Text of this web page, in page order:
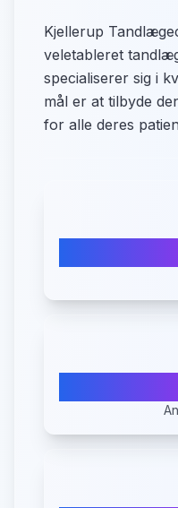
Kjellerup
veletableret
specialiserer sig i
mål er at tilbyde
for alle deres